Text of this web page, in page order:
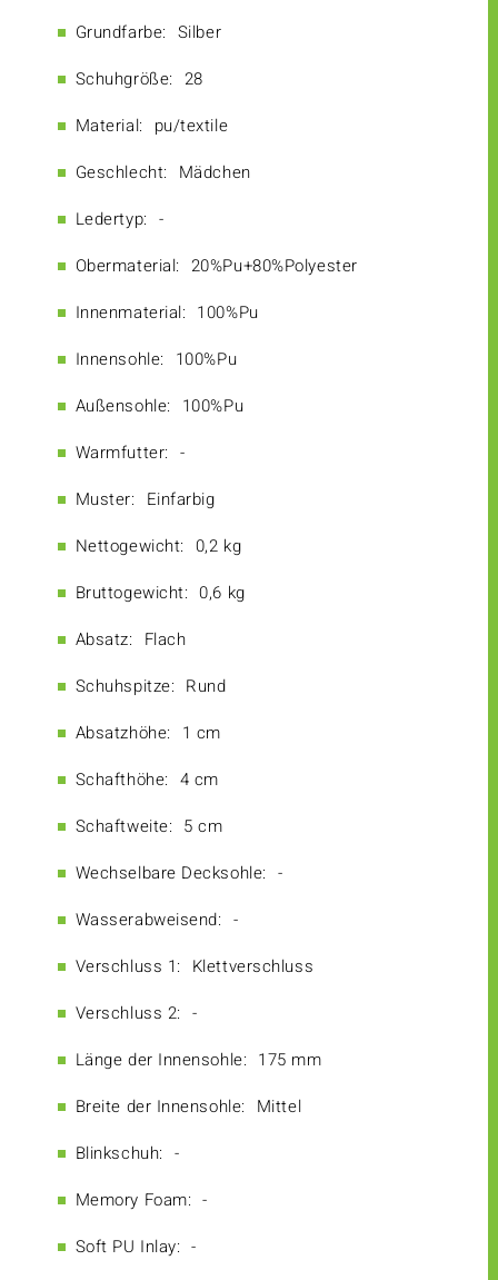
Grundfarbe: Silber
Schuhgröße: 28
Material: pu/textile
Geschlecht: Mädchen
Ledertyp: -
Obermaterial: 20%Pu+80%Polyester
Innenmaterial: 100%Pu
Innensohle: 100%Pu
Außensohle: 100%Pu
Warmfutter: -
Muster: Einfarbig
Nettogewicht: 0,2 kg
Bruttogewicht: 0,6 kg
Absatz: Flach
Schuhspitze: Rund
Absatzhöhe: 1 cm
Schafthöhe: 4 cm
Schaftweite: 5 cm
Wechselbare Decksohle: -
Wasserabweisend: -
Verschluss 1: Klettverschluss
Verschluss 2: -
Länge der Innensohle: 175 mm
Breite der Innensohle: Mittel
Blinkschuh: -
Memory Foam: -
Soft PU Inlay: -